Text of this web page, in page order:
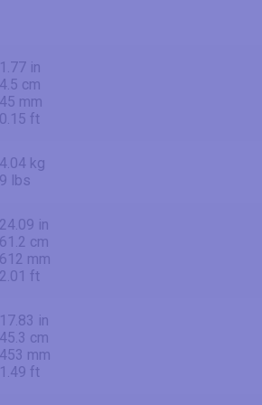
1.77 in
4.5 cm
45 mm
0.15 ft
4.04 kg
9 lbs
24.09 in
61.2 cm
612 mm
2.01 ft
17.83 in
45.3 cm
453 mm
1.49 ft